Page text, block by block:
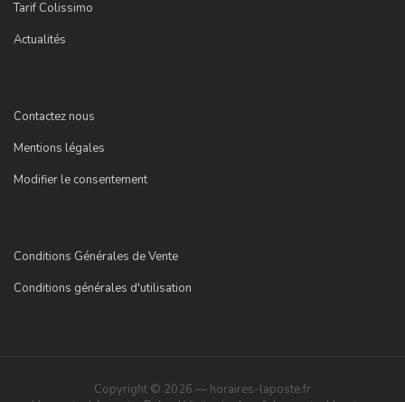
Tarif Colissimo
Actualités
Contactez nous
Mentions légales
Modifier le consentement
Conditions Générales de Vente
Conditions générales d'utilisation
Copyright © 2026 — horaires-laposte.fr